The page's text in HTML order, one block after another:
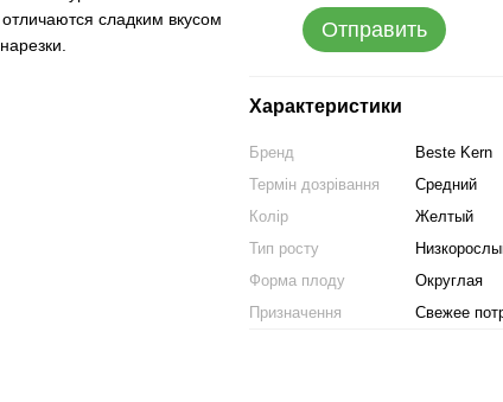
, отличаются сладким вкусом
Отправить
Характеристики
Бренд
Beste Kern
Термін дозрівання
Средний
Колір
Желтый
Тип росту
Форма плоду
Округлая
Призначення
Свежее